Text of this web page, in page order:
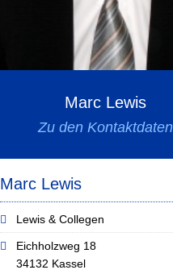
Marc Lewis
Zu den Kontaktdaten
Marc Lewis
Lewis & Collegen
Eichholzweg 18
34132 Kassel